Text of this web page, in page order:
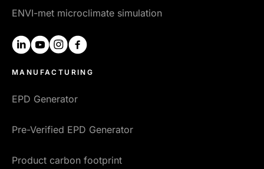
ENVI-met microclimate simulation
linkedinyoutubeinstagram
MANUFACTURING
EPD Generator
Pre-Verified EPD Generator
Product carbon footprint